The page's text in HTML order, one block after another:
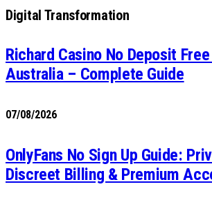
Digital Transformation
Richard Casino No Deposit
Australia – Complete Guide
07/08/2026
OnlyFans No Sign Up Guide:
Discreet Billing & Premium